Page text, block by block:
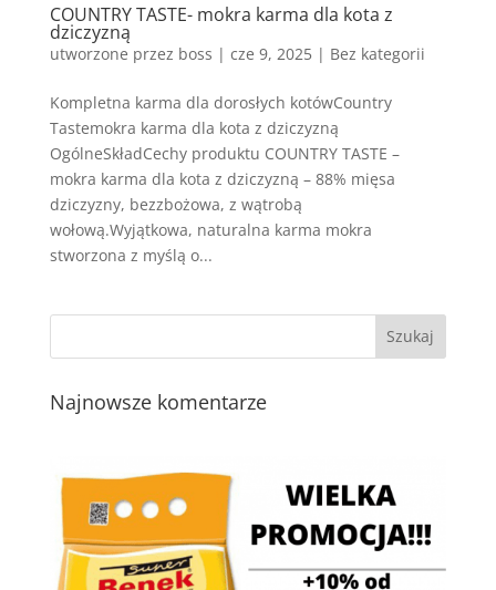
COUNTRY TASTE- mokra karma dla kota z
dziczyzną
utworzone przez boss | cze 9, 2025| Bez kategorii
Kompletna karma dla dorosłych kotówCountry
Tastemokra karma dla kota z dziczyzną
OgólneSkładCechy produktu COUNTRY TASTE –
mokra karma dla kota z dziczyzną – 88% mięsa
dziczyzny, bezzbożowa, z wątrobą
wołową.Wyjątkowa, naturalna karma mokra
stworzona z myślą o...
Najnowsze komentarze